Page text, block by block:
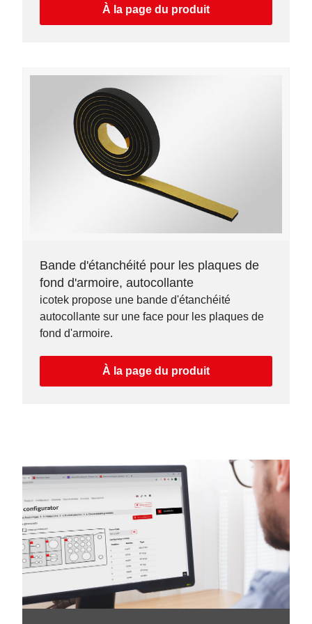
À la page du produit
Bande d'étanchéité pour les plaques de
fond d'armoire, autocollante
icotek propose une bande d'étanchéité
autocollante sur une face pour les plaques de
fond d'armoire.
À la page du produit